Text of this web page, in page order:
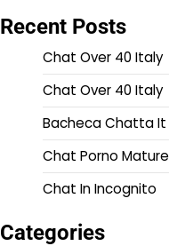
Recent Posts
Chat Over 40 Italy
Chat Over 40 Italy
Bacheca Chatta It
Chat Porno Mature
Chat In Incognito
Categories